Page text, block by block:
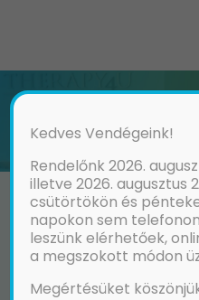
Az úgynevezett
diagnózis, hanem a
Kedves Vendégeink!
Rendelőnk 2026.
illetve 2026. augusztus
csütörtökön és
napokon sem
leszünk elérhetőek,
a megszokott módon
Megértésüket